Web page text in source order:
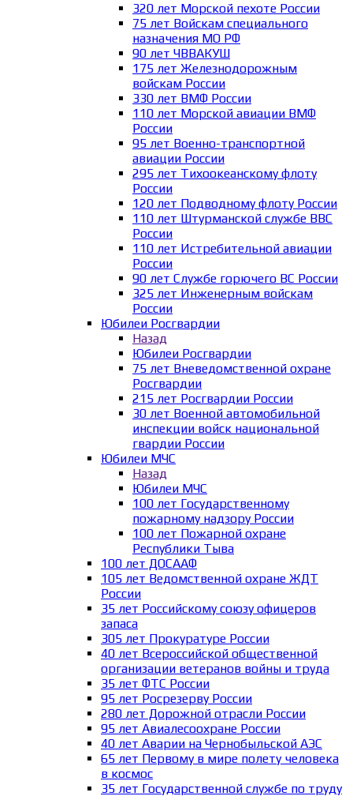
320 лет Морской пехоте России
75 лет Войскам специального
назначения МО РФ
90 лет ЧВВАКУШ
175 лет Железнодорожным
войскам России
330 лет ВМФ России
110 лет Морской авиации ВМФ
России
95 лет Военно-транспортной
авиации России
295 лет Тихоокеанскому флоту
России
120 лет Подводному флоту России
110 лет Штурманской службе ВВС
России
110 лет Истребительной авиации
России
90 лет Службе горючего ВС России
325 лет Инженерным войскам
России
Юбилеи Росгвардии
Назад
Юбилеи Росгвардии
75 лет Вневедомственной охране
Росгвардии
215 лет Росгвардии России
30 лет Военной автомобильной
инспекции войск национальной
гвардии России
Юбилеи МЧС
Назад
Юбилеи МЧС
100 лет Государственному
пожарному надзору России
100 лет Пожарной охране
Республики Тыва
100 лет ДОСААФ
105 лет Ведомственной охране ЖДТ
России
35 лет Российскому союзу офицеров
запаса
305 лет Прокуратуре России
40 лет Всероссийской общественной
организации ветеранов войны и труда
35 лет ФТС России
95 лет Росрезерву России
280 лет Дорожной отрасли России
95 лет Авиалесоохране России
40 лет Аварии на Чернобыльской АЭС
65 лет Первому в мире полету человека
в космос
35 лет Государственной службе по труду